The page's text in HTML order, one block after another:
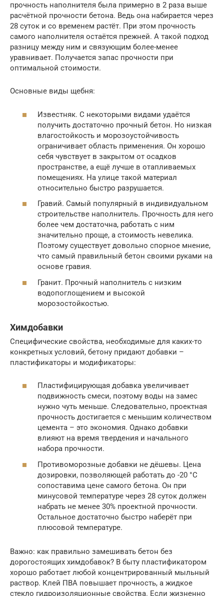
прочность наполнителя была примерно в 2 раза выше
расчётной прочности бетона. Ведь она набирается через
28 суток и со временем растёт. При этом прочность
самого наполнителя остаётся прежней. А такой подход
разницу между ним и связующим более-менее
уравнивает. Получается запас прочности при
оптимальной стоимости.
Основные виды щебня:
Известняк. С некоторыми видами удаётся
получить достаточно прочный бетон. Но низкая
влагостойкость и морозоустойчивость
ограничивает область применения. Он хорошо
себя чувствует в закрытом от осадков
пространстве, а ещё лучше в отапливаемых
помещениях. На улице такой материал
относительно быстро разрушается.
Гравий. Самый популярный в индивидуальном
строительстве наполнитель. Прочность для него
более чем достаточна, работать с ним
значительно проще, а стоимость невелика.
Поэтому существует довольно спорное мнение,
что самый правильный бетон своими руками на
основе гравия.
Гранит. Прочный наполнитель с низким
водопоглощением и высокой
морозостойкостью.
Химдобавки
Специфические свойства, необходимые для каких-то
конкретных условий, бетону придают добавки –
пластификаторы и модификаторы:
Пластифицирующая добавка увеличивает
подвижность смеси, поэтому воды на замес
нужно чуть меньше. Следовательно, проектная
прочность достигается с меньшим количеством
цемента – это экономия. Однако добавки
влияют на время твердения и начального
набора прочности.
Противоморозные добавки не дёшевы. Цена
дозировки, позволяющей работать до -20 °C
сопоставима цене самого бетона. Он при
минусовой температуре через 28 суток должен
набрать не менее 30% проектной прочности.
Остальное достаточно быстро наберёт при
плюсовой температуре.
Важно: как правильно замешивать бетон без
дорогостоящих химдобавок? В быту пластификатором
хорошо работает любой концентрированный мыльный
раствор. Клей ПВА повышает прочность, а жидкое
стекло гидроизоляционные свойства. Если жизненно